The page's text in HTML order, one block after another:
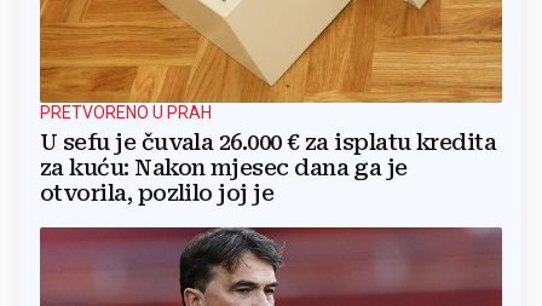
PRETVORENO U PRAH
U sefu je čuvala 26.000 € za isplatu kredita
za kuću: Nakon mjesec dana ga je
otvorila, pozlilo joj je